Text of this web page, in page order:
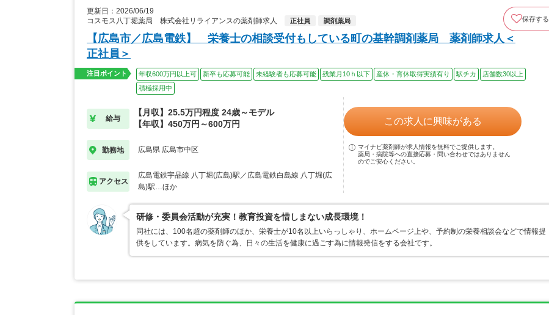
更新日：2026/06/19
コスモス八丁堀薬局 株式会社リライアンスの薬剤師求人
正社員 調剤薬局 保存する
【広島市／広島電鉄】 栄養士の相談受付もしている町の基幹調剤薬局 薬剤師求人＜
正社員＞
注目ポイント 年収600万円以上可 新卒も応募可能 未経験者も応募可能 残業月10ｈ以下 産休・育休取得実績有り 駅チカ
店舗数30以上
積極採用中
給与
【月収】25.5万円程度 24歳～モデル
【年収】450万円～600万円
勤務地 広島県 広島市中区
アクセス
広島電鉄宇品線 八丁堀(広島)駅／広島電鉄白島線 八丁堀(広
島)駅…ほか
この求人に興味がある
マイナビ薬剤師が求人情報を無料でご提供します。
薬局・病院等への直接応募・問い合わせではありません
のでご安心ください。
研修・委員会活動が充実！教育投資を惜しまない成長環境！
同社には、100名超の薬剤師のほか、栄養士が10名以上いらっしゃり、ホームページ上や、予約制の栄養相談会などで情報提
供をしています。病気を防ぐ為、日々の生活を健康に過ごす為に情報発信をする会社です。